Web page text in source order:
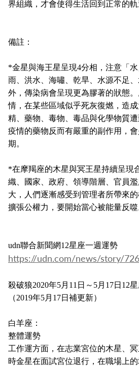
界組織，才會使得生活回到正常的軌
備註：
*金星與海王星呈現4分相，注意「
雨、洪水、海嘯、乾旱、水源不足
外，傳染病會呈現更為膠著的狀態
情，在某些區域似乎死灰復燃，造
精、藥物、毒物、毒品與化學物質
疫情的藥物反而有嚴重的副作用，
期。
*在摩羯座的木星與冥王星持續呈現
織、國家、政府、領導階層、官員
大，人們逐漸感受到管理者所帶來
擴張公權力，要開始當心被能量反噬
udn聯合新聞網12星座一週運勢
https://udn.com/news/story/
殺破狼2020年5月 11 日～ 5月 17日 12
（2019年5月17日補更新）
白羊座：
整體運勢
工作運方面，在志業宮位的木星、
時金星在面試宮位退行，在職場上